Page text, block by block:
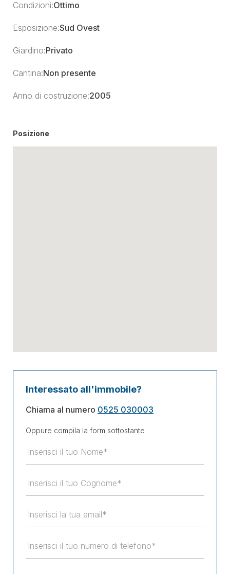
Condizioni:Ottimo
Esposizione:Sud Ovest
Giardino:Privato
Cantina:Non presente
Anno di costruzione:2005
Posizione
Interessato all'immobile?
Chiama al numero 0525 030003
Oppure compila la form sottostante